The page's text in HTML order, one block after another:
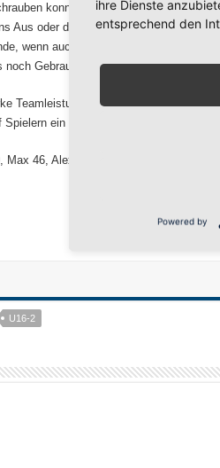
konnten. Hinzu schlichen sich
Aus oder direkt zum Gegner gespielt
wenn auch ohne Fela, der den
Gebrauch von seinem 5. Foul
Teamleistung, die mit einem sehr
ein Spiel gewinnen kann!
46, Alex 9 (1 Dreier), Gianluca 12
U16-2
ihre Dienste
entsprechend den
Powered by